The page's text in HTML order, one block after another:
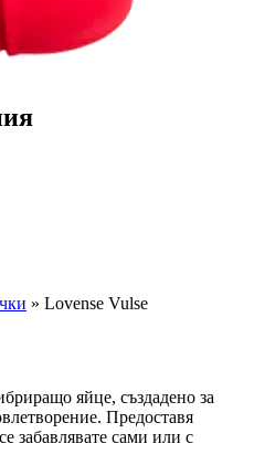
» Lovense Vulse
яйце, създадено за
Предоставя
забавлявате сами или с